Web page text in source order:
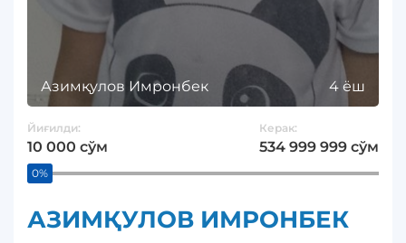
Азимқулов Имронбек 4 ёш
Йиғилди:
10 000 сўм
Керак:
534 999 999 сўм
0%
АЗИМҚУЛОВ ИМРОНБЕК